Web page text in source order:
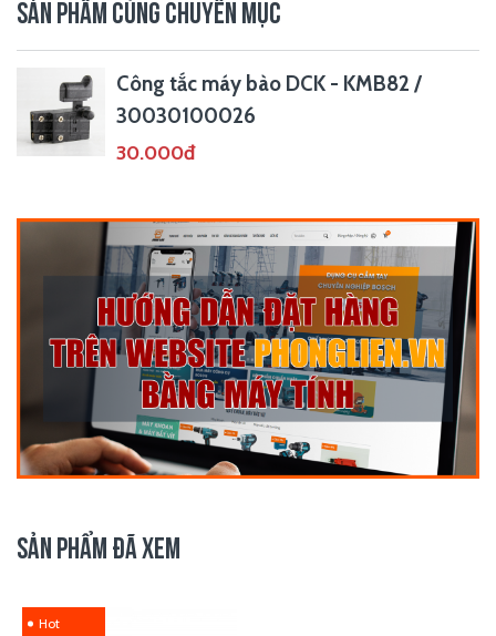
SẢN PHẨM CÙNG CHUYÊN MỤC
Công tắc máy bào DCK - KMB82 /
30030100026
30.000đ
SẢN PHẨM ĐÃ XEM
Hot